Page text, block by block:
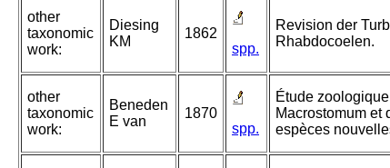
other
taxonomic
work:
Diesing
KM
1862
spp.
Revision der
Rhabdocoelen.
other
taxonomic
work:
Beneden
E van
1870
spp.
Étude
Macrostomum et
espèces